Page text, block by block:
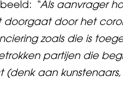
“Als aanvrager
door het
zoals die is
partijen die
aan kunstenaars,